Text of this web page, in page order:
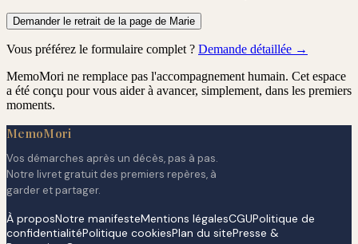
Demander le retrait de la page de Marie
Vous préférez le formulaire complet ? Demande détaillée →
MemoMori ne remplace pas l'accompagnement humain. Cet espace
a été conçu pour vous aider à avancer, simplement, dans les premiers
moments.
MemoMori
Vos démarches après un décès, pas à pas.
Notre livret gratuit des premiers repères, à
garder et partager.
À proposNotre manifesteMentions légalesCGUPolitique de
confidentialitéPolitique cookiesPlan du sitePresse &